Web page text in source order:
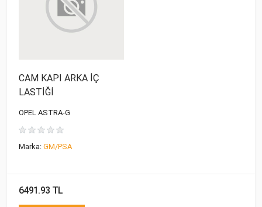
CAM KAPI ARKA İÇ
LASTİĞİ
OPEL ASTRA-G
Marka: GM/PSA
6491.93 TL